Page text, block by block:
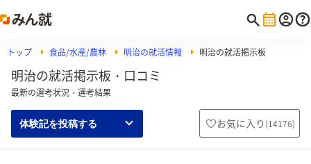
トップ 食品/水産/農林 明治の就活情報 明治の就活掲示板
明治の就活掲示板・口コミ
最新の選考状況・選考結果
体験記を投稿する お気に入り (14176)